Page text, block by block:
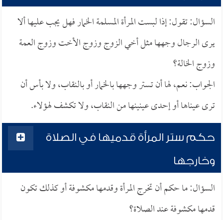
السؤال: تقول: إذا لبست المرأة المسلمة الخمار فهل يجب عليها ألا
يرى الرجال وجهها مثل أخي الزوج وزوج الأخت وزوج العمة
وزوج الخالة؟
الجواب: نعم، لها أن تستر وجهها بالخمار أو بالنقاب، ولا بأس أن
ترى عيناها أو إحدى عينينها من النقاب، ولا تكشف لهؤلاء.
حكم ستر المرأة قدميها في الصلاة
وخارجها
السؤال: ما حكم أن تخرج المرأة وقدمها مكشوفة أو كذلك تكون
قدمها مكشوفة عند الصلاة؟